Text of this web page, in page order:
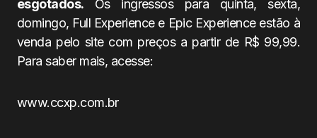
esgotados. Os ingressos para quinta, sexta,
domingo, Full Experience e Epic Experience estão à
venda pelo site com preços a partir de R$ 99,99.
Para saber mais, acesse:
www.ccxp.com.br